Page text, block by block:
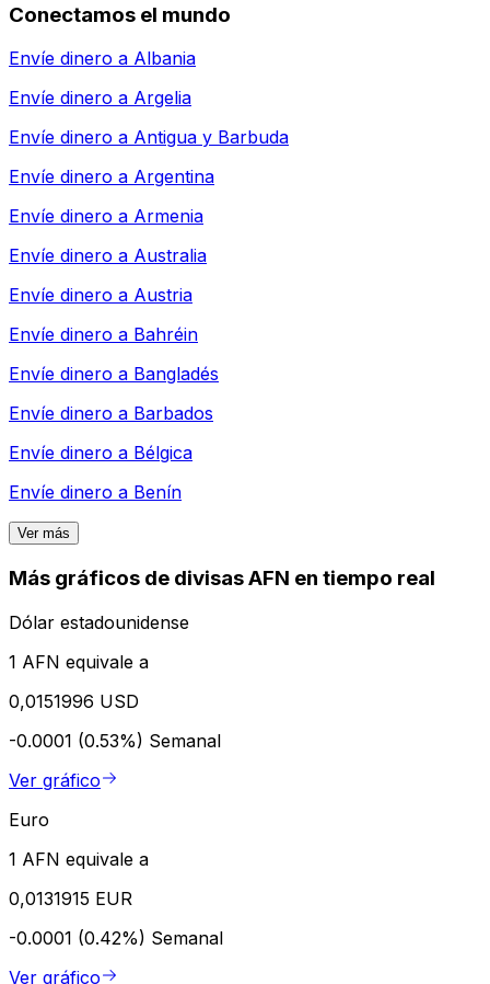
Conectamos el mundo
Envíe dinero a Albania
Envíe dinero a Argelia
Envíe dinero a Antigua y Barbuda
Envíe dinero a Argentina
Envíe dinero a Armenia
Envíe dinero a Australia
Envíe dinero a Austria
Envíe dinero a Bahréin
Envíe dinero a Bangladés
Envíe dinero a Barbados
Envíe dinero a Bélgica
Envíe dinero a Benín
Ver más
Más gráficos de divisas AFN en tiempo real
Dólar estadounidense
1 AFN equivale a
0,0151996 USD
-0.0001 (0.53%) Semanal
Ver gráfico
Euro
1 AFN equivale a
0,0131915 EUR
-0.0001 (0.42%) Semanal
Ver gráfico